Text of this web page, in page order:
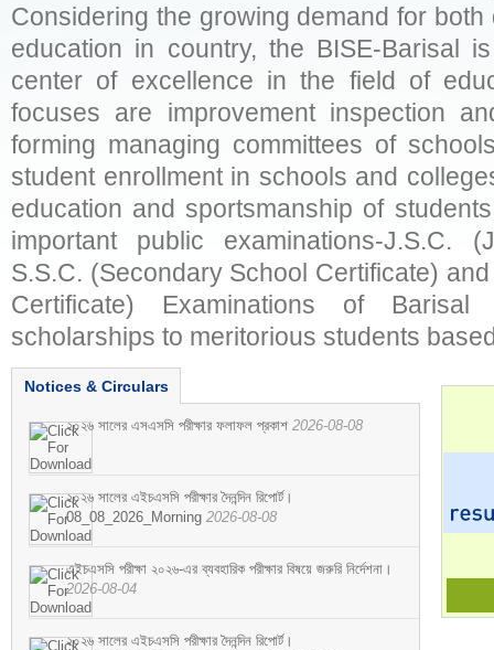
Considering the growing demand for
education in country, the BISE-Barisal
center of excellence in the field of
focuses are improvement inspection
forming managing committees of
student enrollment in schools and
education and sportsmanship of
important public examinations-J.S.C.
S.S.C. (Secondary School Certificate)
Certificate) Examinations of
scholarships to meritorious students
Notices & Circulars
২০২৬ সালের এসএসসি পরীক্ষার ফলাফল প্রকাশ 2026-08-08
২০২৬ সালের এইচএসসি পরীক্ষার দৈনন্দিন রিপোর্ট।
08_08_2026_Morning 2026-08-08
এইচএসসি পরীক্ষা ২০২৬-এর ব্যবহারিক পরীক্ষার বিষয়ে জরুরি নির্দেশনা।
2026-08-04
২০২৬ সালের এইচএসসি পরীক্ষার দৈনন্দিন রিপোর্ট।